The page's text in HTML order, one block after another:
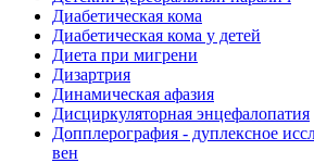
Диабетическая кома
Диабетическая кома у детей
Диета при мигрени
Дизартрия
Динамическая афазия
Дисциркуляторная энцефалопатия
Допплерография - дуплексное
вен